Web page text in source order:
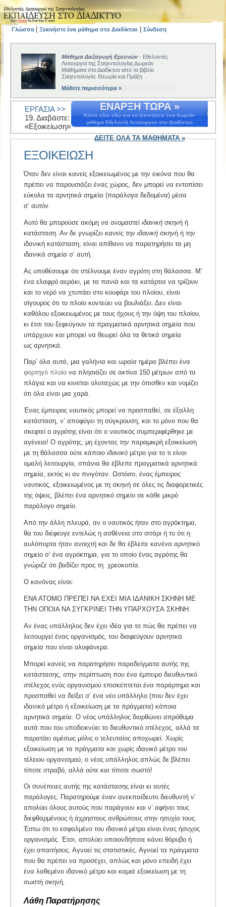
Γλώσσα Ξεκινήστε ένα μάθημα στο Διαδίκτυο Σύνδεση
Μάθημα Διεξαγωγή Ερευνών - Εθελοντές
Λειτουργοί της Σαηεντολογίας Δωρεάν
Μαθήματα στο Διαδίκτυο από το βιβλίο
Σαηεντολογία: Θεωρία και Πράξη
Μάθετε περισσότερα »
ΕΝΑΡΞΗ ΤΩΡΑ »
Κάντε κλικ εδώ για να ξεκινήσετε ένα δωρεάν
μάθημα Εθελοντή Λειτουργού στο Διαδίκτυο
ΔΕΙΤΕ ΟΛΑ ΤΑ ΜΑΘΗΜΑΤΑ »
ΕΡΓΑΣΙΑ >>
19. Διαβάστε:
«Εξοικείωση»
ΕΞΟΙΚΕΙΩΣΗ
Όταν δεν είναι κανείς εξοικειωμένος με την εικόνα που θα
πρέπει να παρουσιάζει ένας χώρος, δεν μπορεί να εντοπίσει
εύκολα τα αρνητικά σημεία (παράλογα δεδομένα) μέσα
σ’ αυτόν.
Αυτό θα μπορούσε ακόμη να ονομαστεί ιδανική σκηνή ή
κατάσταση. Αν δε γνωρίζει κανείς την ιδανική σκηνή ή την
ιδανική κατάσταση, είναι απίθανο να παρατηρήσει τα μη
ιδανικά σημεία σ’ αυτή.
Ας υποθέσουμε ότι στέλνουμε έναν αγρότη στη θάλασσα. Μ’
ένα ελαφρό αεράκι, με τα πανιά και τα κατάρτια να τρίζουν
και το νερό να χτυπάει στο κουφάρι του πλοίου, είναι
σίγουρος ότι το πλοίο κοντεύει να βουλιάξει. Δεν είναι
καθόλου εξοικειωμένος με τους ήχους ή την όψη του πλοίου,
κι έτσι του ξεφεύγουν τα πραγματικά αρνητικά σημεία που
υπάρχουν και μπορεί να θεωρεί όλα τα θετικά σημεία
ως αρνητικά.
Παρ’ όλα αυτά, μια γαλήνια και ωραία ημέρα βλέπει ένα
φορτηγό πλοίο να πλησιάζει σε ακτίνα 150 μέτρων από τα
πλάγια και να κινείται ολοταχώς με την όπισθεν και νομίζει
ότι όλα είναι μια χαρά.
Ένας έμπειρος ναυτικός μπορεί να προσπαθεί, σε έξαλλη
κατάσταση, ν’ αποφύγει τη σύγκρουση, και το μόνο που θα
σκεφτεί ο αγρότης είναι ότι ο ναυτικός συμπεριφέρθηκε με
αγένεια! Ο αγρότης, μη έχοντας την παραμικρή εξοικείωση
με τη θάλασσα ούτε κάποιο ιδανικό μέτρο για το τι είναι
ομαλή λειτουργία, σπάνια θα έβλεπε πραγματικά αρνητικά
σημεία, εκτός κι αν πνιγόταν. Ωστόσο, ένας έμπειρος
ναυτικός, εξοικειωμένος με τη σκηνή σε όλες τις διαφορετικές
της όψεις, βλέπει ένα αρνητικό σημείο σε κάθε μικρό
παράλογο σημείο.
Από την άλλη πλευρά, αν ο ναυτικός ήταν στο αγρόκτημα,
θα του διέφευγε εντελώς η ασθένεια στο σιτάρι ή το ότι η
αυλόπορτα ήταν ανοιχτή και δε θα έβλεπε κανένα αρνητικό
σημείο σ’ ένα αγρόκτημα, για το οποίο ένας αγρότης θα
γνώριζε ότι βαδίζει προς τη χρεοκοπία.
Ο κανόνας είναι:
ΕΝΑ ΑΤΟΜΟ ΠΡΕΠΕΙ ΝΑ ΕΧΕΙ ΜΙΑ ΙΔΑΝΙΚΗ ΣΚΗΝΗ ΜΕ
ΤΗΝ ΟΠΟΙΑ ΝΑ ΣΥΓΚΡΙΝΕΙ ΤΗΝ ΥΠΑΡΧΟΥΣΑ ΣΚΗΝΗ.
Αν ένας υπάλληλος δεν έχει ιδέα για το πώς θα πρέπει να
λειτουργεί ένας οργανισμός, του διαφεύγουν αρνητικά
σημεία που είναι ολοφάνερα.
Μπορεί κανείς να παρατηρήσει παραδείγματα αυτής της
κατάστασης, στην περίπτωση που ένα έμπειρο διευθυντικό
στέλεχος ενός οργανισμού επισκέπτεται ένα παράρτημα και
προσπαθεί να δείξει σ’ ένα νέο υπάλληλο (που δεν έχει
ιδανικό μέτρο ή εξοικείωση με τα πράγματα) κάποια
αρνητικά σημεία. Ο νέος υπάλληλος διορθώνει απρόθυμα
αυτά που του υποδεικνύει το διευθυντικό στέλεχος, αλλά τα
παρατάει αμέσως μόλις ο τελευταίος αποχωρεί. Χωρίς
εξοικείωση με τα πράγματα και χωρίς ιδανικό μέτρο του
τέλειου οργανισμού, ο νέος υπάλληλος απλώς δε βλέπει
τίποτε στραβό, αλλά ούτε και τίποτε σωστό!
Οι συνέπειες αυτής της κατάστασης είναι κι αυτές
παράλογες. Παρατηρούμε έναν ανεκπαίδευτο διευθυντή ν’
απολύει όλους αυτούς που παράγουν και ν’ αφήνει τους
διεφθαρμένους ή άχρηστους ανθρώπους στην ησυχία τους.
Έστω ότι το εσφαλμένο του ιδανικό μέτρο είναι ένας ήσυχος
οργανισμός. Έτσι, απολύει οποιονδήποτε κάνει θόρυβο ή
έχει απαιτήσεις. Αγνοεί τις στατιστικές. Αγνοεί τα πράγματα
που θα πρέπει να προσέχει, απλώς και μόνο επειδή έχει
ένα λαθεμένο ιδανικό μέτρο και καμιά εξοικείωση με τη
σωστή σκηνή.
Λάθη Παρατήρησης